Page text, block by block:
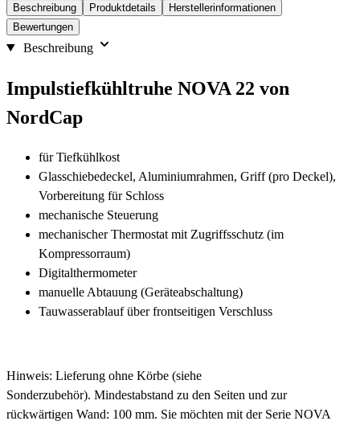
Beschreibung Produktdetails
Herstellerinformationen
Bewertungen
Beschreibung
Impulstiefkühltruhe NOVA 22 von
NordCap
für Tiefkühlkost
Glasschiebedeckel, Aluminiumrahmen, Griff (pro Deckel),
Vorbereitung für Schloss
mechanische Steuerung
mechanischer Thermostat mit Zugriffsschutz (im
Kompressorraum)
Digitalthermometer
manuelle Abtauung (Geräteabschaltung)
Tauwasserablauf über frontseitigen Verschluss
Hinweis: Lieferung ohne Körbe (siehe
Sonderzubehör). Mindestabstand zu den Seiten und zur
rückwärtigen Wand: 100 mm. Sie möchten mit der Serie NOVA